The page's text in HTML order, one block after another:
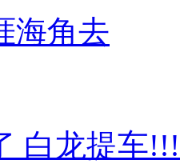
海角去
白龙提车